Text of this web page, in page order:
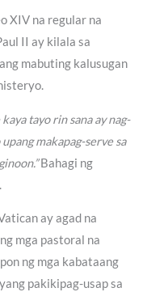
XIV na regular na
II ay kilala sa
mabuting kalusugan
tayo rin sana ay nag-
makapag-serve sa
Bahagi ng
ay agad na
mga pastoral na
ng mga kabataang
pakikipag-usap sa